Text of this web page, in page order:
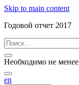
Skip to main content
Годовой отчет 2017
Необходимо не
en